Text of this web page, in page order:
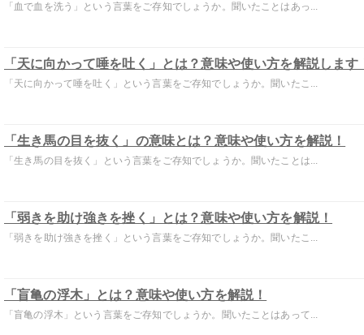
「血で血を洗う」という言葉をご存知でしょうか。聞いたことはあっ...
「天に向かって唾を吐く」とは？意味や使い方を解説します
「天に向かって唾を吐く」という言葉をご存知でしょうか。聞いたこ...
「生き馬の目を抜く」の意味とは？意味や使い方を解説！
「生き馬の目を抜く」という言葉をご存知でしょうか。聞いたことは...
「弱きを助け強きを挫く」とは？意味や使い方を解説！
「弱きを助け強きを挫く」という言葉をご存知でしょうか。聞いたこ...
「盲亀の浮木」とは？意味や使い方を解説！
「盲亀の浮木」という言葉をご存知でしょうか。聞いたことはあって...